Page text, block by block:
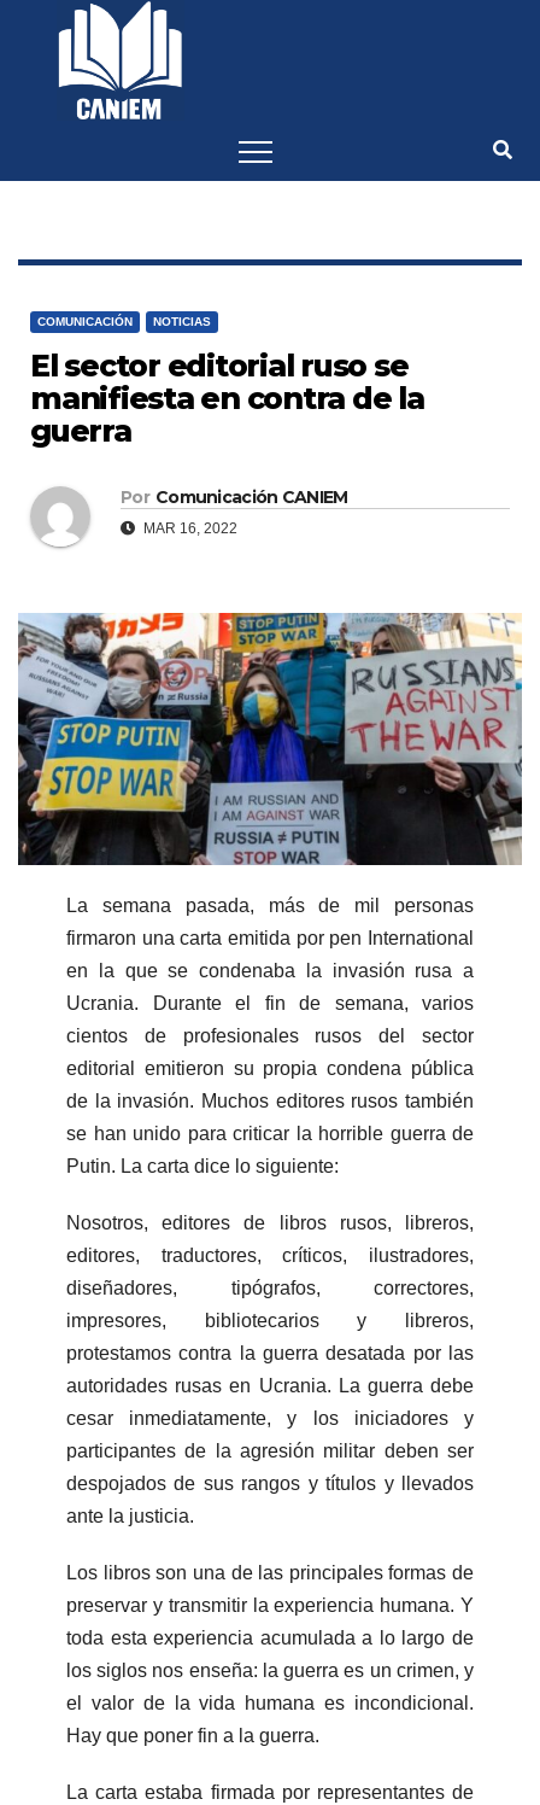
COMUNICACIÓN NOTICIAS
El sector editorial ruso se
manifiesta en contra de la
guerra
Por Comunicación CANIEM
MAR 16, 2022
La semana pasada, más de mil personas
firmaron una carta emitida por pen International
en la que se condenaba la invasión rusa a
Ucrania. Durante el fin de semana, varios
cientos de profesionales rusos del sector
editorial emitieron su propia condena pública
de la invasión. Muchos editores rusos también
se han unido para criticar la horrible guerra de
Putin. La carta dice lo siguiente:
Nosotros, editores de libros rusos, libreros,
editores, traductores, críticos, ilustradores,
diseñadores, tipógrafos, correctores,
impresores, bibliotecarios y libreros,
protestamos contra la guerra desatada por las
autoridades rusas en Ucrania. La guerra debe
cesar inmediatamente, y los iniciadores y
participantes de la agresión militar deben ser
despojados de sus rangos y títulos y llevados
ante la justicia.
Los libros son una de las principales formas de
preservar y transmitir la experiencia humana. Y
toda esta experiencia acumulada a lo largo de
los siglos nos enseña: la guerra es un crimen, y
el valor de la vida humana es incondicional.
Hay que poner fin a la guerra.
La carta estaba firmada por representantes de